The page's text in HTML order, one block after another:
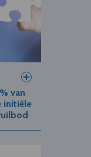
van
initiële